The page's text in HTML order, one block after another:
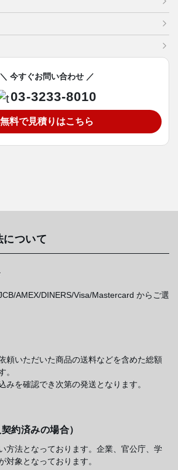
＼ 今すぐお問い合わせ ／
03-3233-8010
無料で見積りはこちら
について
AMEX/DINERS/Visa/Mastercard からご選
頼いただいた商品の送料などを含めた総額
。
みを確認でき次第の発送となります。
約済みの場合）
方法となっております。企業、官公庁、学
対象となっております。